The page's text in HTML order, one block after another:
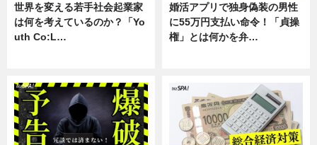
世界を変える若手社会起業家
は何を考えているのか？「Yo
uth Co:L…
婚活アプリで独身偽装の男性
に55万円支払い命令！「貞操
権」とは何かを弁…